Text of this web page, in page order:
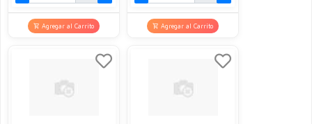
Agregar al Carrito Agregar al Carrito